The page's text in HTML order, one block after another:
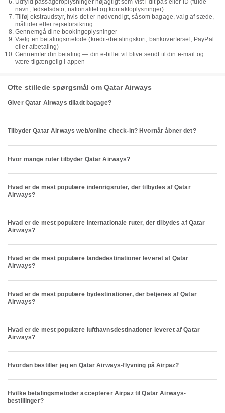
Udfyld passageroplysninger nøjagtigt som vist i dit pas eller ID (fulde
navn, fødselsdato, nationalitet og kontaktoplysninger)
Tilføj ekstraudstyr, hvis det er nødvendigt, såsom bagage, valg af sæde,
måltider eller rejseforsikring
Gennemgå dine bookingoplysninger
Vælg en betalingsmetode (kredit-/betalingskort, bankoverførsel, PayPal
eller afbetaling)
Gennemfør din betaling — din e-billet vil blive sendt til din e-mail og
være tilgængelig i appen
Ofte stillede spørgsmål om Qatar Airways
Giver Qatar Airways tilladt bagage?
Tilbyder Qatar Airways web/online check-in? Hvornår åbner det?
Hvor mange ruter tilbyder Qatar Airways?
Hvad er de mest populære indenrigsruter, der tilbydes af Qatar
Airways?
Hvad er de mest populære internationale ruter, der tilbydes af Qatar
Airways?
Hvad er de mest populære landedestinationer leveret af Qatar
Airways?
Hvad er de mest populære bydestinationer, der betjenes af Qatar
Airways?
Hvad er de mest populære lufthavnsdestinationer leveret af Qatar
Airways?
Hvordan bestiller jeg en Qatar Airways-flyvning på Airpaz?
Hvilke betalingsmetoder accepterer Airpaz til Qatar Airways-
bestillinger?